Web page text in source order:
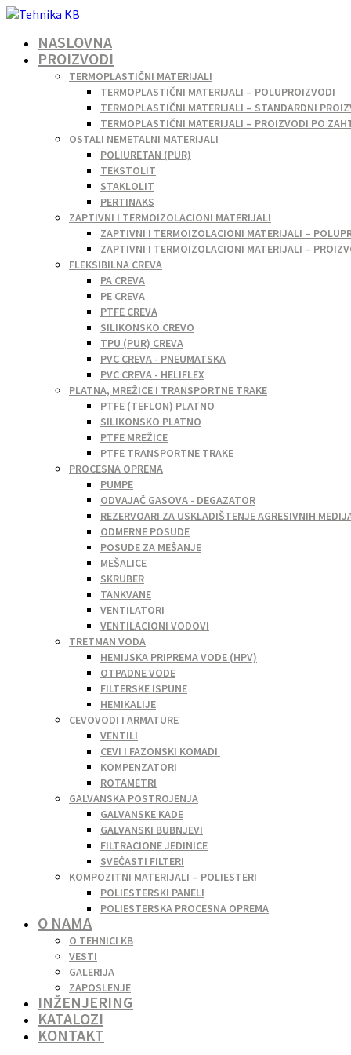
NASLOVNA
PROIZVODI
TERMOPLASTIČNI MATERIJALI
TERMOPLASTIČNI MATERIJALI – POLUPROIZVODI
TERMOPLASTIČNI MATERIJALI – STANDARDNI
TERMOPLASTIČNI MATERIJALI – PROIZVODI PO
OSTALI NEMETALNI MATERIJALI
POLIURETAN (PUR)
TEKSTOLIT
STAKLOLIT
PERTINAKS
ZAPTIVNI I TERMOIZOLACIONI MATERIJALI
ZAPTIVNI I TERMOIZOLACIONI MATERIJALI –
ZAPTIVNI I TERMOIZOLACIONI MATERIJALI –
FLEKSIBILNA CREVA
PA CREVA
PE CREVA
PTFE CREVA
SILIKONSKO CREVO
TPU (PUR) CREVA
PVC CREVA - PNEUMATSKA
PVC CREVA - HELIFLEX
PLATNA, MREŽICE I TRANSPORTNE TRAKE
PTFE (TEFLON) PLATNO
SILIKONSKO PLATNO
PTFE MREŽICE
PTFE TRANSPORTNE TRAKE
PROCESNA OPREMA
PUMPE
ODVAJAČ GASOVA - DEGAZATOR
REZERVOARI ZA USKLADIŠTENJE AGRESIVNIH
ODMERNE POSUDE
POSUDE ZA MEŠANJE
MEŠALICE
SKRUBER
TANKVANE
VENTILATORI
VENTILACIONI VODOVI
TRETMAN VODA
HEMIJSKA PRIPREMA VODE (HPV)
OTPADNE VODE
FILTERSKE ISPUNE
HEMIKALIJE
CEVOVODI I ARMATURE
VENTILI
CEVI I FAZONSKI KOMADI
KOMPENZATORI
ROTAMETRI
GALVANSKA POSTROJENJA
GALVANSKE KADE
GALVANSKI BUBNJEVI
FILTRACIONE JEDINICE
SVEĆASTI FILTERI
KOMPOZITNI MATERIJALI – POLIESTERI
POLIESTERSKI PANELI
POLIESTERSKA PROCESNA OPREMA
O NAMA
O TEHNICI KB
VESTI
GALERIJA
ZAPOSLENJE
INŽENJERING
KATALOZI
KONTAKT